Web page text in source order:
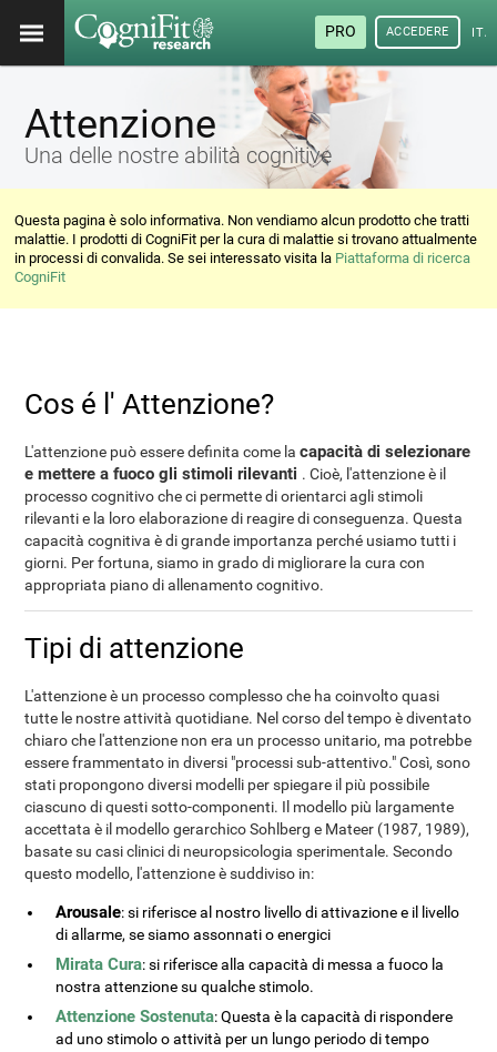
PRO ACCEDERE
Attenzione
Una delle nostre abilità cognitive
Questa pagina è solo informativa. Non vendiamo alcun prodotto che tratti
malattie. I prodotti di CogniFit per la cura di malattie si trovano attualmente
in processi di convalida. Se sei interessato visita la Piattaforma di ricerca
CogniFit
Cos é l' Attenzione?
L'attenzione può essere definita come lacapacità di selezionare
e mettere a fuoco gli stimoli rilevanti . Cioè, l'attenzione è il
processo cognitivo che ci permette di orientarci agli stimoli
rilevanti e la loro elaborazione di reagire di conseguenza. Questa
capacità cognitiva è di grande importanza perché usiamo tutti i
giorni. Per fortuna, siamo in grado di migliorare la cura con
appropriata piano di allenamento cognitivo.
Tipi di attenzione
L'attenzione è un processo complesso che ha coinvolto quasi
tutte le nostre attività quotidiane. Nel corso del tempo è diventato
chiaro che l'attenzione non era un processo unitario, ma potrebbe
essere frammentato in diversi "processi sub-attentivo." Così, sono
stati propongono diversi modelli per spiegare il più possibile
ciascuno di questi sotto-componenti. Il modello più largamente
accettata è il modello gerarchico Sohlberg e Mateer (1987, 1989),
basate su casi clinici di neuropsicologia sperimentale. Secondo
questo modello, l'attenzione è suddiviso in:
Arousale: si riferisce al nostro livello di attivazione e il livello
di allarme, se siamo assonnati o energici
Mirata Cura: si riferisce alla capacità di messa a fuoco la
nostra attenzione su qualche stimolo.
Attenzione Sostenuta: Questa è la capacità di rispondere
ad uno stimolo o attività per un lungo periodo di tempo